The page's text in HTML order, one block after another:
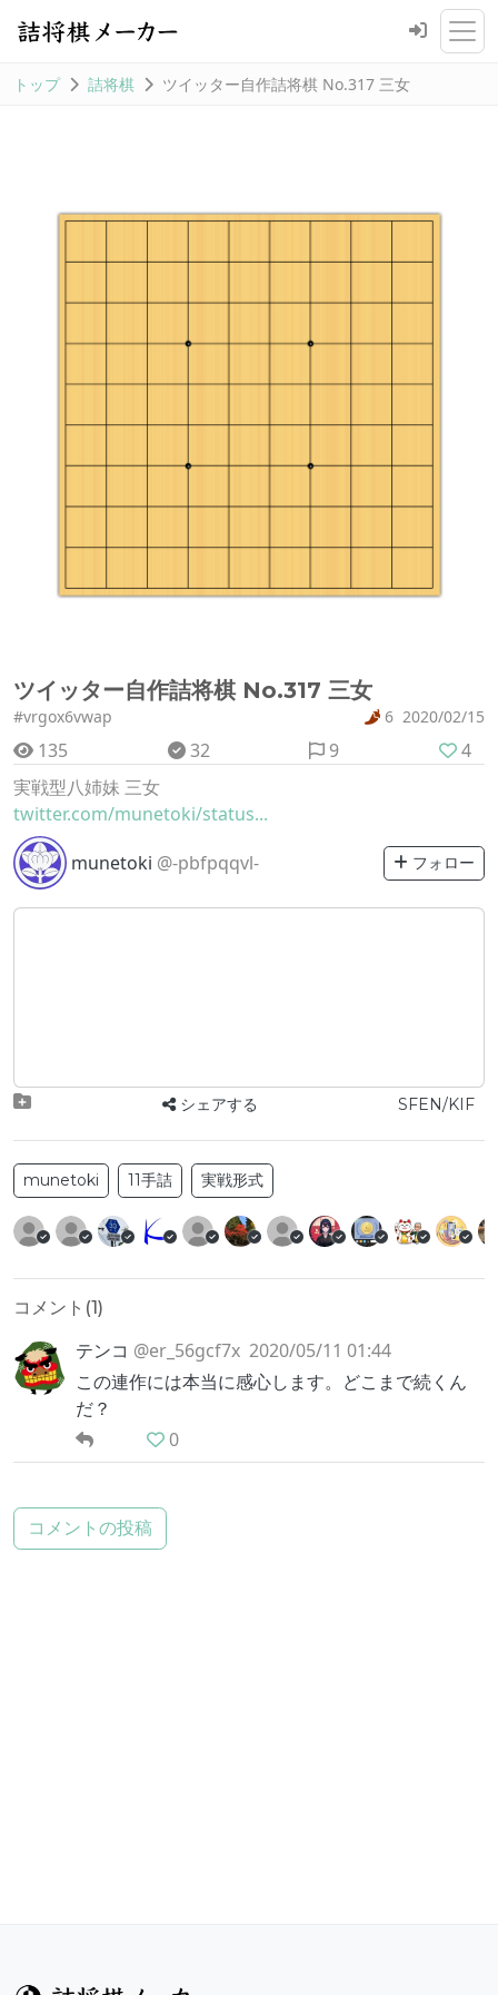
トップ 詰将棋 ツイッター自作詰将棋 No.317 三女
ツイッター自作詰将棋 No.317 三女
#vrgox6vwap 6 2020/02/15
135 32 9
4
実戦型八姉妹 三女
twitter.com/munetoki/status...
munetoki @-pbfpqqvl- フォロー
シェアする SFEN/KIF
munetoki 11手詰 実戦形式
コメント(1)
テンコ @er_56gcf7x 2020/05/11 01:44
この連作には本当に感心します。どこまで続くん
だ？
0
コメントの投稿